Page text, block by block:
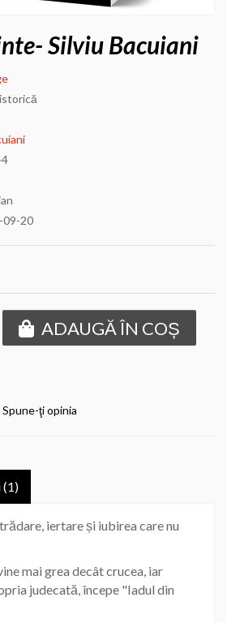
Silviu Bacuiani
09-20
ADAUGĂ ÎN COȘ
Spune-ţi opinia
(1)
iertare și iubirea care nu
mai grea decât crucea, iar
judecată, începe "Iadul din